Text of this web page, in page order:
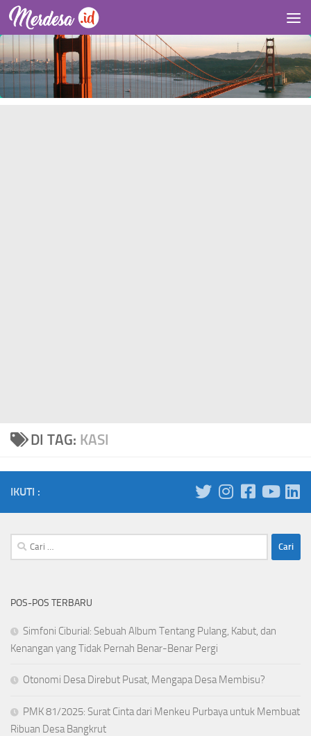
Skip to content
DI TAG: KASI
IKUTI :
Cari
untuk:
POS-POS TERBARU
Simfoni Ciburial: Sebuah Album Tentang Pulang, Kabut, dan
Kenangan yang Tidak Pernah Benar-Benar Pergi
Otonomi Desa Direbut Pusat, Mengapa Desa Membisu?
PMK 81/2025: Surat Cinta dari Menkeu Purbaya untuk Membuat
Ribuan Desa Bangkrut